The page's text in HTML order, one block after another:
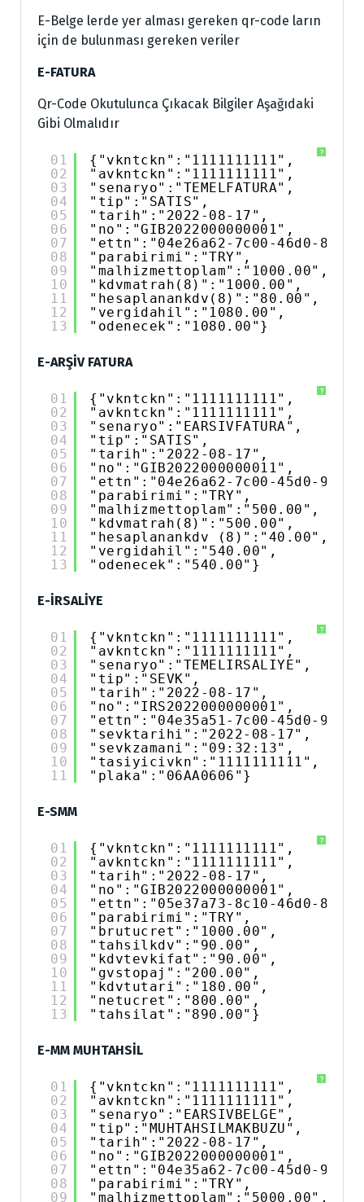
E-Belge lerde yer alması gereken qr-code ların
için de bulunması gereken veriler
E-FATURA
Qr-Code Okutulunca Çıkacak Bilgiler Aşağıdaki
Gibi Olmalıdır
?
01
02
03
04
05
06
07
08
09
10
11
12
13
{"vkntckn":"1111111111",
"avkntckn":"1111111111",
"senaryo":"TEMELFATURA",
"tip":"SATIS",
"tarih":"2022-08-17",
"no":"GIB2022000000001",
"ettn":"04e26a62-7c00-46d0-
"parabirimi":"TRY",
"malhizmettoplam":"1000.00",
"kdvmatrah(8)":"1000.00",
"hesaplanankdv(8)":"80.00",
"vergidahil":"1080.00",
"odenecek":"1080.00"}
E-ARŞİV FATURA
?
01
02
03
04
05
06
07
08
09
10
11
12
13
{"vkntckn":"1111111111",
"avkntckn":"1111111111",
"senaryo":"EARSIVFATURA",
"tip":"SATIS",
"tarih":"2022-08-17",
"no":"GIB2022000000011",
"ettn":"04e26a62-7c00-45d0-
"parabirimi":"TRY",
"malhizmettoplam":"500.00",
"kdvmatrah(8)":"500.00",
"hesaplanankdv (8)":"40.00",
"vergidahil":"540.00",
"odenecek":"540.00"}
E-İRSALİYE
?
01
02
03
04
05
06
07
08
09
10
11
{"vkntckn":"1111111111",
"avkntckn":"1111111111",
"senaryo":"TEMELIRSALIYE",
"tip":"SEVK",
"tarih":"2022-08-17",
"no":"IRS2022000000001",
"ettn":"04e35a51-7c00-45d0-
"sevktarihi":"2022-08-17",
"sevkzamani":"09:32:13",
"tasiyicivkn":"1111111111",
"plaka":"06AA0606"}
E-SMM
?
01
02
03
04
05
06
07
08
09
10
11
12
13
{"vkntckn":"1111111111",
"avkntckn":"1111111111",
"tarih":"2022-08-17",
"no":"GIB2022000000001",
"ettn":"05e37a73-8c10-46d0-
"parabirimi":"TRY",
"brutucret":"1000.00",
"tahsilkdv":"90.00",
"kdvtevkifat":"90.00",
"gvstopaj":"200.00",
"kdvtutari":"180.00",
"netucret":"800.00",
"tahsilat":"890.00"}
E-MM MUHTAHSİL
?
01
02
03
04
05
06
07
08
09
{"vkntckn":"1111111111",
"avkntckn":"1111111111",
"senaryo":"EARSIVBELGE",
"tip":"MUHTAHSILMAKBUZU",
"tarih":"2022-08-17",
"no":"GIB2022000000001",
"ettn":"04e35a62-7c00-45d0-
"parabirimi":"TRY",
"malhizmettoplam":"5000.00",